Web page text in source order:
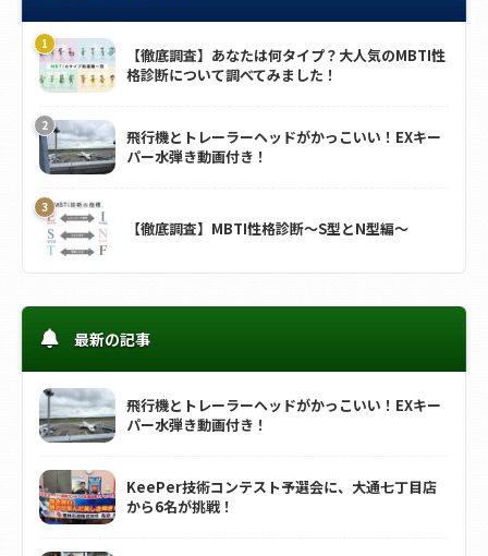
【徹底調査】あなたは何タイプ？大人気のMBTI性
格診断について調べてみました！
飛行機とトレーラーヘッドがかっこいい！EXキー
パー水弾き動画付き！
【徹底調査】MBTI性格診断～S型とN型編～
最新の記事
飛行機とトレーラーヘッドがかっこいい！EXキー
パー水弾き動画付き！
KeePer技術コンテスト予選会に、大通七丁目店
から6名が挑戦！